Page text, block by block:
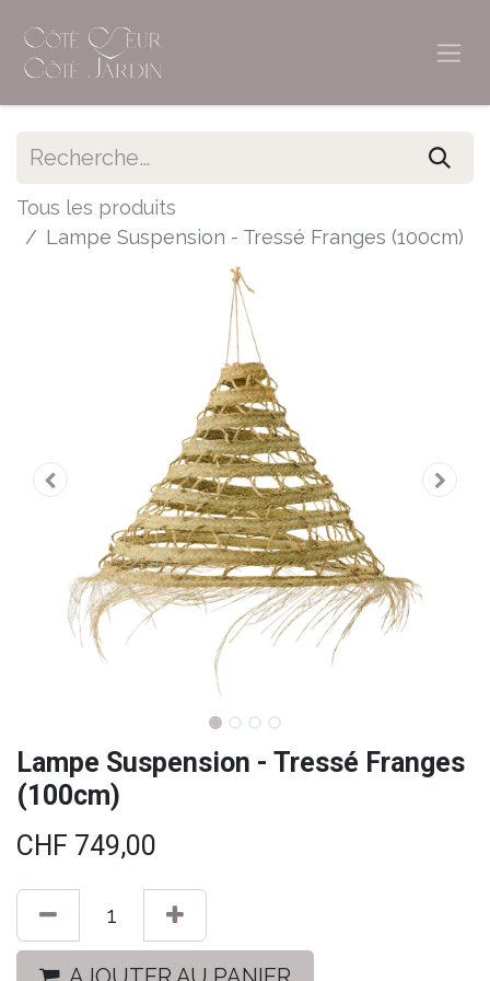
Tous les produits
Lampe Suspension - Tressé Franges (100cm)
Lampe Suspension - Tressé Franges
(100cm)
CHF 749,00